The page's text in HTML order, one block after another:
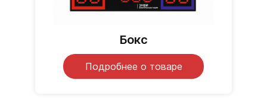
Бокс
Подробнее о товаре